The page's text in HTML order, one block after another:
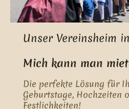
Unser Vereinsheim
Mich kann man
Die perfekte Lösung für
Geburtstage, Hochzeiten
Festlichkeiten!